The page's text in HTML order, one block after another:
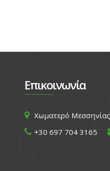
Επικοινωνία
Χωματερό Μεσσηνίας
+30 697 704 3165